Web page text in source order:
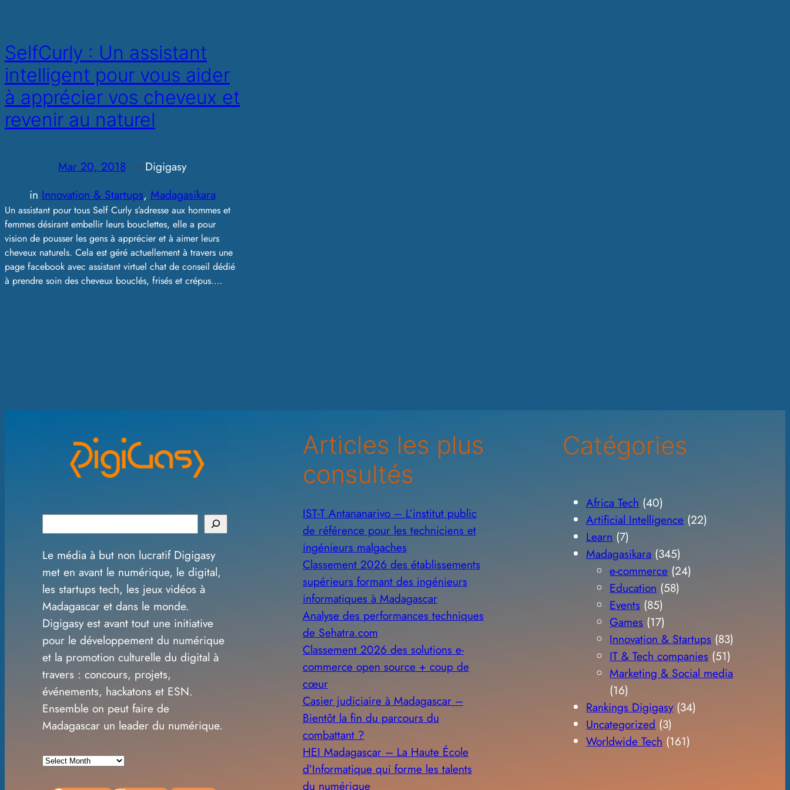
SelfCurly : Un assistant
intelligent pour vous aider
à apprécier vos cheveux et
revenir au naturel
Mar 20, 2018— byDigigasy
in Innovation & Startups, Madagasikara
Un assistant pour tous Self Curly s’adresse aux hommes et
femmes désirant embellir leurs bouclettes, elle a pour
vision de pousser les gens à apprécier et à aimer leurs
cheveux naturels. Cela est géré actuellement à travers une
page facebook avec assistant virtuel chat de conseil dédié
à prendre soin des cheveux bouclés, frisés et crépus.…
e
a
r
c
h
Le média à but non lucratif Digigasy
met en avant le numérique, le digital,
les startups tech, les jeux vidéos à
Madagascar et dans le monde.
Digigasy est avant tout une initiative
pour le développement du numérique
et la promotion culturelle du digital à
travers : concours, projets,
événements, hackatons et ESN.
Ensemble on peut faire de
Madagascar un leader du numérique.
A
Articles les plus
consultés
IST-T Antananarivo – L’institut public
de référence pour les techniciens et
ingénieurs malgaches
Classement 2026 des établissements
supérieurs formant des ingénieurs
informatiques à Madagascar
Analyse des performances techniques
de Sehatra.com
Classement 2026 des solutions e-
commerce open source + coup de
cœur
Casier judiciaire à Madagascar –
Bientôt la fin du parcours du
combattant ?
HEI Madagascar – La Haute École
d’Informatique qui forme les talents
du numérique
Catégories
Africa Tech (40)
Artificial Intelligence (22)
Learn (7)
Madagasikara (345)
e-commerce (24)
Education (58)
Events (85)
Games (17)
Innovation & Startups (83)
IT & Tech companies (51)
Marketing & Social media
(16)
Rankings Digigasy(34)
Uncategorized (3)
Worldwide Tech (161)